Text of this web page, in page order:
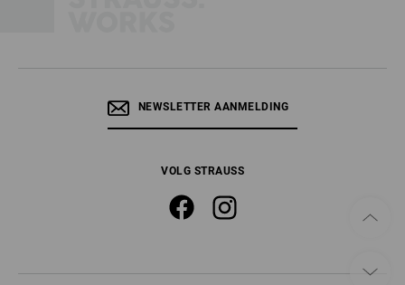
NEWSLETTER AANMELDING
VOLG STRAUSS